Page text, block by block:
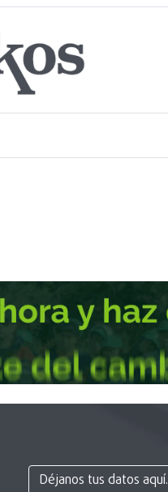
Déjanos tus datos aquí.